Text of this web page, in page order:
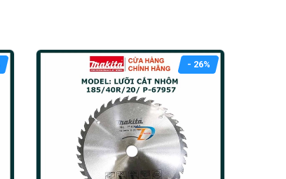
- 26%